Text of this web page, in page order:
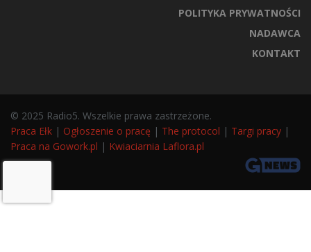
POLITYKA PRYWATNOŚCI
NADAWCA
KONTAKT
© 2025 Radio5. Wszelkie prawa zastrzeżone.
Praca Ełk | Ogłoszenie o pracę | The protocol | Targi pracy |
Praca na Gowork.pl | Kwiaciarnia Laflora.pl